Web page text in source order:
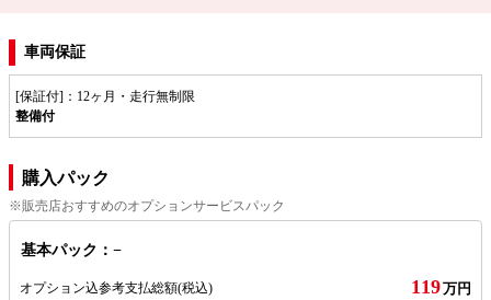
車両保証
[保証付]：12ヶ月・走行無制限
整備付
購入パック
※販売店おすすめのオプションサービスパック
基本パック：−
オプション込参考支払総額(税込) 119万円